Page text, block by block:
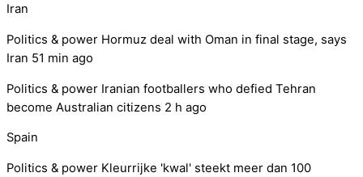
Iran
Politics & power Hormuz deal with Oman in final stage, says
Iran 51 min ago
Politics & power Iranian footballers who defied Tehran
become Australian citizens 2 h ago
Spain
Politics & power Kleurrijke 'kwal' steekt meer dan 100